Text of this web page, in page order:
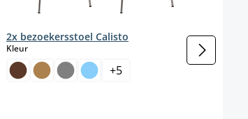
2x bezoekersstoel Calisto
Kleurselect
+5